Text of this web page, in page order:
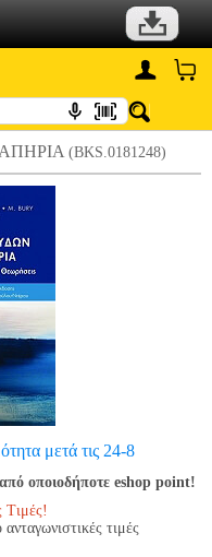
(BKS.0181248)
μετά τις 24-8
οποιοδήποτε eshop point!
Τιμές!
τιμές